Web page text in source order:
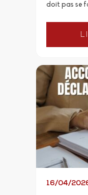
doit pas se
16/04/